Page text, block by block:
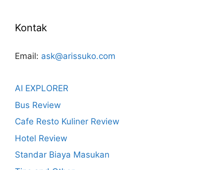
Kontak
Email: ask@arissuko.com
AI EXPLORER
Bus Review
Cafe Resto Kuliner Review
Hotel Review
Standar Biaya Masukan